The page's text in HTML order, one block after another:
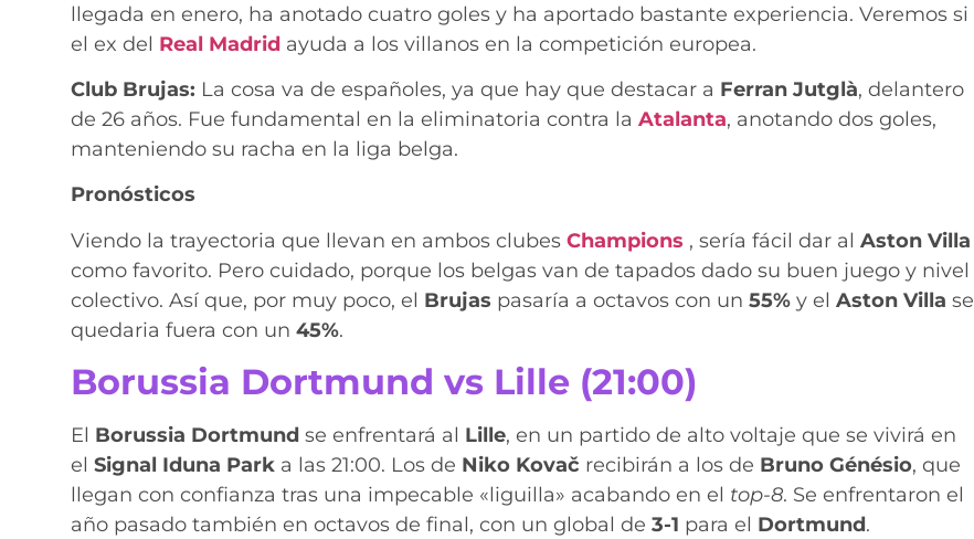
llegada en enero, ha anotado cuatro goles y ha aportado bastante experiencia. Veremos si
el ex del Real Madridayuda a los villanos en la competición europea.
Club Brujas: La cosa va de españoles, ya que hay que destacar a Ferran Jutglà, delantero
de 26 años. Fue fundamental en la eliminatoria contra la Atalanta, anotando dos goles,
manteniendo su racha en la liga belga.
Pronósticos
Viendo la trayectoria que llevan en ambos clubes Champions , sería fácil dar al Aston Villa
como favorito. Pero cuidado, porque los belgas van de tapados dado su buen juego y nivel
colectivo. Así que, por muy poco, el Brujas pasaría a octavos con un 55% y el Aston Villa se
quedaria fuera con un 45%.
Borussia Dortmund vs Lille (21:00)
El Borussia Dortmund se enfrentará al Lille, en un partido de alto voltaje que se vivirá en
el Signal Iduna Parka las 21:00. Los de Niko Kovač recibirán a los de Bruno Génésio, que
llegan con confianza tras una impecable «liguilla» acabando en el top-8. Se enfrentaron el
año pasado también en octavos de final, con un global de 3-1 para el Dortmund.